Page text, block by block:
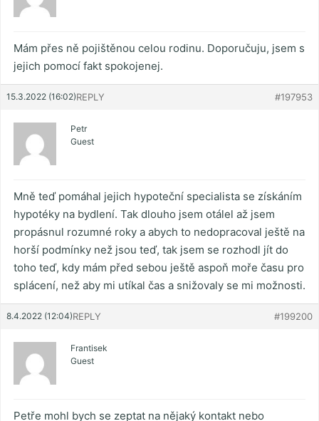
Mám přes ně pojištěnou celou rodinu. Doporučuju, jsem s
jejich pomocí fakt spokojenej.
15.3.2022 (16:02) #197953
REPLY
Petr
Guest
Mně teď pomáhal jejich hypoteční specialista se získáním
hypotéky na bydlení. Tak dlouho jsem otálel až jsem
propásnul rozumné roky a abych to nedopracoval ještě na
horší podmínky než jsou teď, tak jsem se rozhodl jít do
toho teď, kdy mám před sebou ještě aspoň moře času pro
splácení, než aby mi utíkal čas a snižovaly se mi možnosti.
8.4.2022 (12:04) #199200
REPLY
Frantisek
Guest
Petře mohl bych se zeptat na nějaký kontakt nebo